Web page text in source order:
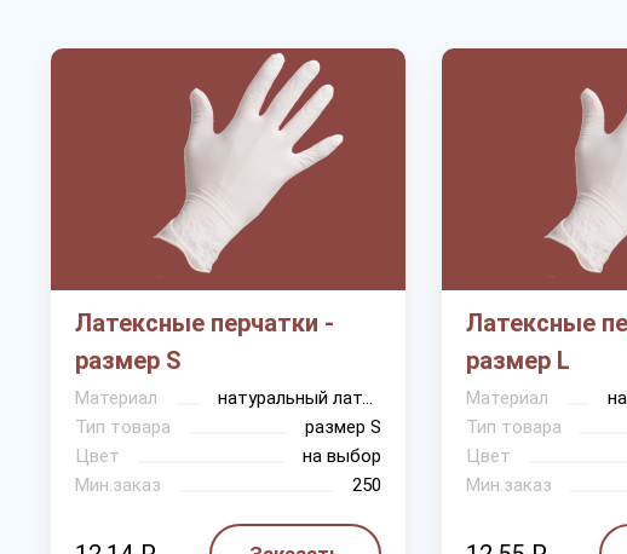
Латексные перчатки -
размер S
Материал
натуральный латекс
Тип товара
размер S
Цвет
на выбор
Мин.заказ
250
Латексные
размер L
Материал
Тип товара
Цвет
Мин.заказ